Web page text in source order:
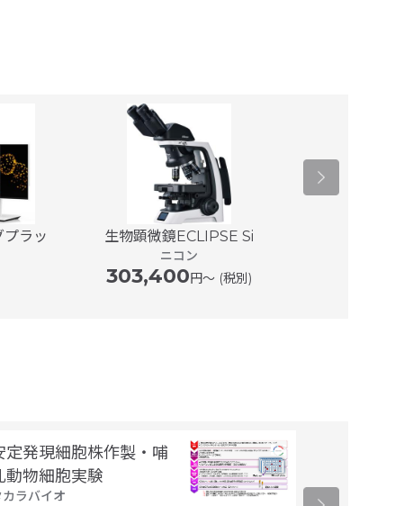
ラッ
生物顕微鏡ECLIPSE Si
ニコン
303,400円〜 (税別)
定発現細胞株作製・哺
動物細胞実験
カラバイオ タカラバイオ